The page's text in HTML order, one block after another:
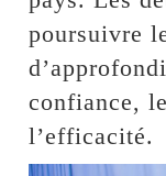
poursuivre
confiance,
l’efficacité.